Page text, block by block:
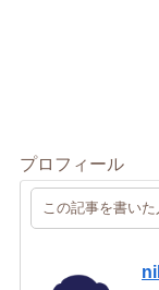
プロフィール
この記事を書いた